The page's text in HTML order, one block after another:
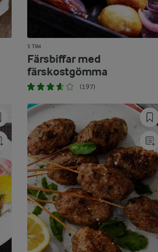
1 TIM
Färsbiffar med
färskostgömma
(197)